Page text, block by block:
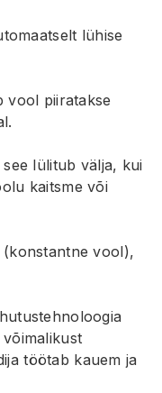
lühise
vool piiratakse
lülitub välja, kui
kaitsme või
(konstantne vool),
töötab kauem ja